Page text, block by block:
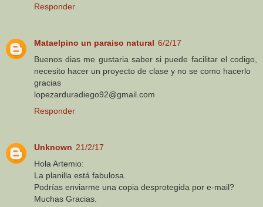
Responder
Mataelpino un paraiso natural 6/2/17
Buenos dias me gustaria saber si puede facilitar el codigo,
necesito hacer un proyecto de clase y no se como hacerlo
gracias
lopezarduradiego92@gmail.com
Responder
Unknown 21/2/17
Hola Artemio:
La planilla está fabulosa.
Podrías enviarme una copia desprotegida por e-mail?
Muchas Gracias.